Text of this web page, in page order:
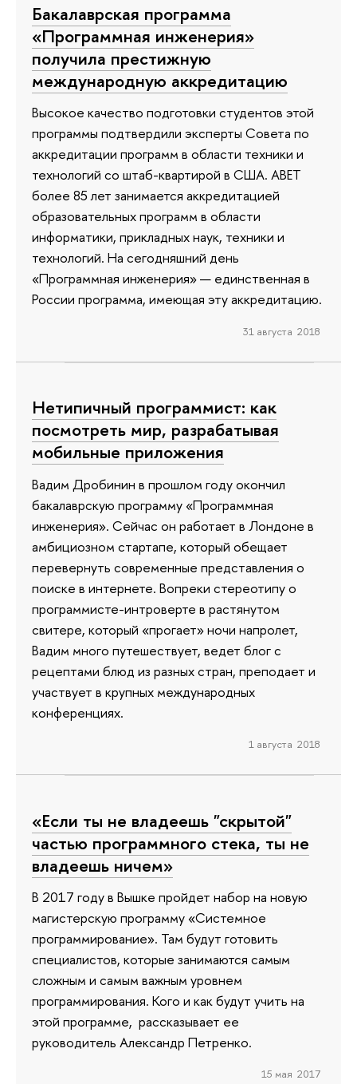
Бакалаврская программа
«Программная инженерия»
получила престижную
международную аккредитацию
Высокое качество подготовки студентов этой
программы подтвердили эксперты Совета по
аккредитации программ в области техники и
технологий со штаб-квартирой в США. ABET
более 85 лет занимается аккредитацией
образовательных программ в области
информатики, прикладных наук, техники и
технологий. На сегодняшний день
«Программная инженерия» — единственная в
России программа, имеющая эту аккредитацию.
31 августа 2018
Нетипичный программист: как
посмотреть мир, разрабатывая
мобильные приложения
Вадим Дробинин в прошлом году окончил
бакалаврскую программу «Программная
инженерия». Сейчас он работает в Лондоне в
амбициозном стартапе, который обещает
перевернуть современные представления о
поиске в интернете. Вопреки стереотипу о
программисте-интроверте в растянутом
свитере, который «прогает» ночи напролет,
Вадим много путешествует, ведет блог с
рецептами блюд из разных стран, преподает и
участвует в крупных международных
конференциях.
1 августа 2018
«Если ты не владеешь "скрытой"
частью программного стека, ты не
владеешь ничем»
В 2017 году в Вышке пройдет набор на новую
магистерскую программу «Системное
программирование». Там будут готовить
специалистов, которые занимаются самым
сложным и самым важным уровнем
программирования. Кого и как будут учить на
этой программе, рассказывает ее
руководитель Александр Петренко.
15 мая 2017